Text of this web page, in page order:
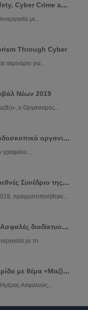
Σεμινάριο "Road Safety, Cyber Crime and Crime Prevention"
με...
Through Cyber
για...
Νέων 2019
ο Οργανισμός...
Διάλεξη στον μη κερδοσκοπικό οργανισμό CARIDAS
Συμμετοχή στο 4ο Διεθνές Συνέδριο της Αστυνομίας
πραγματοποιήθηκε...
Μαθητική Ημερίδα «Ασφαλές διαδίκτυο για όλους»
με το
Συμμετοχή στην ημερίδα με θέμα «Μαζί για ένα καλύτερο διαδίκτυο»
Ασφαλούς...